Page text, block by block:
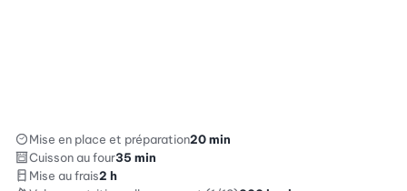
Mise en place et préparation20 min
Cuisson au four35 min
Mise au frais2 h